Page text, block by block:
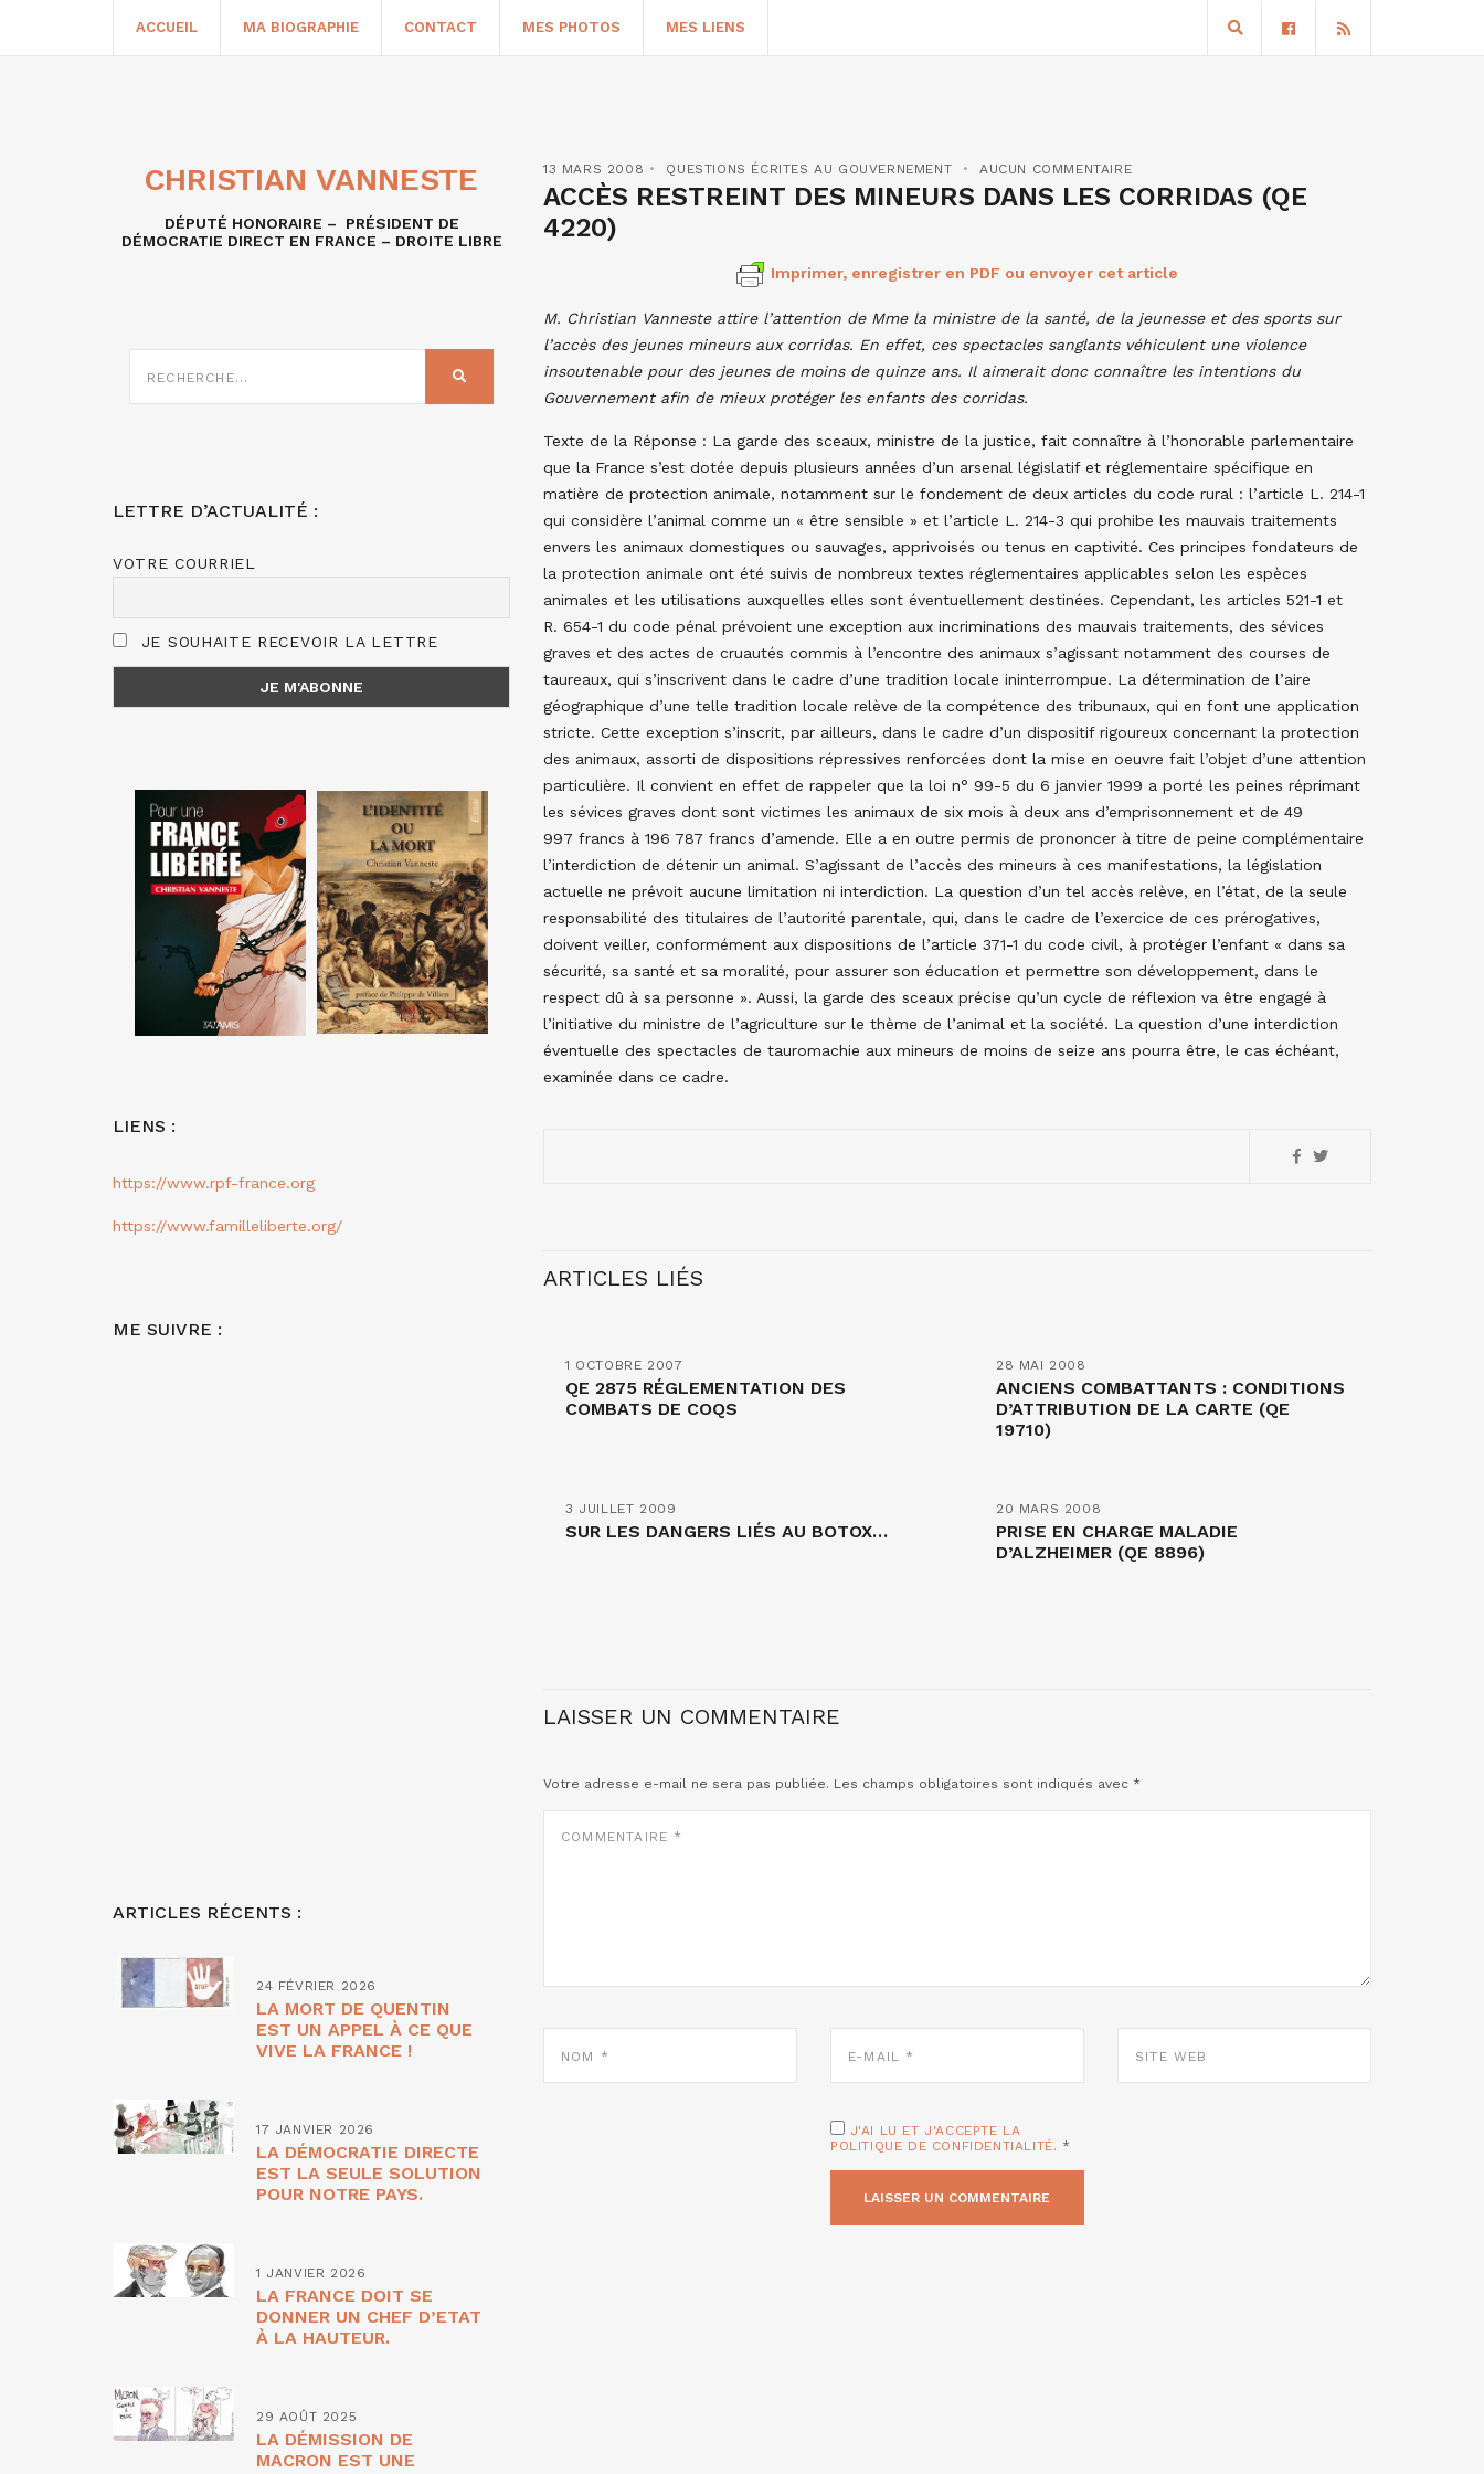
ACCUEIL MA BIOGRAPHIE CONTACT MES PHOTOS MES LIENS
13 MARS 2008 QUESTIONS ÉCRITES AU GOUVERNEMENT AUCUN COMMENTAIRE
ACCÈS RESTREINT DES MINEURS DANS LES CORRIDAS (QE
4220)
Imprimer, enregistrer en PDF ou envoyer cet article
M. Christian Vanneste attire l’attention de Mme la ministre de la santé, de la jeunesse et des sports sur
l’accès des jeunes mineurs aux corridas. En effet, ces spectacles sanglants véhiculent une violence
insoutenable pour des jeunes de moins de quinze ans. Il aimerait donc connaître les intentions du
Gouvernement afin de mieux protéger les enfants des corridas.
Texte de la Réponse : La garde des sceaux, ministre de la justice, fait connaître à l’honorable parlementaire
que la France s’est dotée depuis plusieurs années d’un arsenal législatif et réglementaire spécifique en
matière de protection animale, notamment sur le fondement de deux articles du code rural : l’article L. 214-1
qui considère l’animal comme un « être sensible » et l’article L. 214-3 qui prohibe les mauvais traitements
envers les animaux domestiques ou sauvages, apprivoisés ou tenus en captivité. Ces principes fondateurs de
la protection animale ont été suivis de nombreux textes réglementaires applicables selon les espèces
animales et les utilisations auxquelles elles sont éventuellement destinées. Cependant, les articles 521-1 et
R. 654-1 du code pénal prévoient une exception aux incriminations des mauvais traitements, des sévices
graves et des actes de cruautés commis à l’encontre des animaux s’agissant notamment des courses de
taureaux, qui s’inscrivent dans le cadre d’une tradition locale ininterrompue. La détermination de l’aire
géographique d’une telle tradition locale relève de la compétence des tribunaux, qui en font une application
stricte. Cette exception s’inscrit, par ailleurs, dans le cadre d’un dispositif rigoureux concernant la protection
des animaux, assorti de dispositions répressives renforcées dont la mise en oeuvre fait l’objet d’une attention
particulière. Il convient en effet de rappeler que la loi n° 99-5 du 6 janvier 1999 a porté les peines réprimant
les sévices graves dont sont victimes les animaux de six mois à deux ans d’emprisonnement et de 49
997 francs à 196 787 francs d’amende. Elle a en outre permis de prononcer à titre de peine complémentaire
l’interdiction de détenir un animal. S’agissant de l’accès des mineurs à ces manifestations, la législation
actuelle ne prévoit aucune limitation ni interdiction. La question d’un tel accès relève, en l’état, de la seule
responsabilité des titulaires de l’autorité parentale, qui, dans le cadre de l’exercice de ces prérogatives,
doivent veiller, conformément aux dispositions de l’article 371-1 du code civil, à protéger l’enfant « dans sa
sécurité, sa santé et sa moralité, pour assurer son éducation et permettre son développement, dans le
respect dû à sa personne ». Aussi, la garde des sceaux précise qu’un cycle de réflexion va être engagé à
l’initiative du ministre de l’agriculture sur le thème de l’animal et la société. La question d’une interdiction
éventuelle des spectacles de tauromachie aux mineurs de moins de seize ans pourra être, le cas échéant,
examinée dans ce cadre.
ARTICLES LIÉS
1 OCTOBRE 2007
QE 2875 RÉGLEMENTATION DES
COMBATS DE COQS
28 MAI 2008
ANCIENS COMBATTANTS : CONDITIONS
D’ATTRIBUTION DE LA CARTE (QE
19710)
3 JUILLET 2009
SUR LES DANGERS LIÉS AU BOTOX…
20 MARS 2008
PRISE EN CHARGE MALADIE
D’ALZHEIMER (QE 8896)
LAISSER UN COMMENTAIRE
Votre adresse e-mail ne sera pas publiée. Les champs obligatoires sont indiqués avec *
MAIL
WEB
J'AI LU ET J'ACCEPTE LA
POLITIQUE DE CONFIDENTIALITÉ. *
CHRISTIAN VANNESTE
DÉPUTÉ HONORAIRE – PRÉSIDENT DE
DÉMOCRATIE DIRECT EN FRANCE – DROITE LIBRE
SUR
RECHERCHER
LETTRE D’ACTUALITÉ :
VOTRE COURRIEL
JE SOUHAITE RECEVOIR LA LETTRE
LIENS :
https://www.rpf-france.org
https://www.familleliberte.org/
ME SUIVRE :
ARTICLES RÉCENTS :
24 FÉVRIER 2026
LA MORT DE QUENTIN
EST UN APPEL À CE QUE
VIVE LA FRANCE !
17 JANVIER 2026
LA DÉMOCRATIE DIRECTE
EST LA SEULE SOLUTION
POUR NOTRE PAYS.
1 JANVIER 2026
LA FRANCE DOIT SE
DONNER UN CHEF D’ETAT
À LA HAUTEUR.
29 AOÛT 2025
LA DÉMISSION DE
MACRON EST UNE